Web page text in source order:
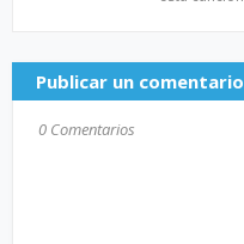
Publicar un comentario
0 Comentarios